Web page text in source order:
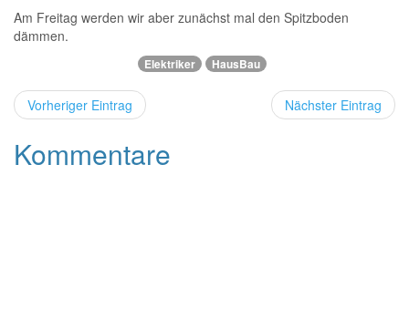
Am Freitag werden wir aber zunächst mal den Spitzboden
dämmen.
Elektriker HausBau
Vorheriger Eintrag Nächster Eintrag
Kommentare